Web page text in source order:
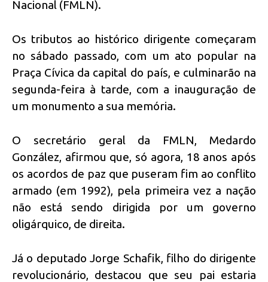
Nacional (FMLN).
Os tributos ao histórico dirigente começaram
no sábado passado, com um ato popular na
Praça Cívica da capital do país, e culminarão na
segunda-feira à tarde, com a inauguração de
um monumento a sua memória.
O secretário geral da FMLN, Medardo
González, afirmou que, só agora, 18 anos após
os acordos de paz que puseram fim ao conflito
armado (em 1992), pela primeira vez a nação
não está sendo dirigida por um governo
oligárquico, de direita.
Já o deputado Jorge Schafik, filho do dirigente
revolucionário, destacou que seu pai estaria